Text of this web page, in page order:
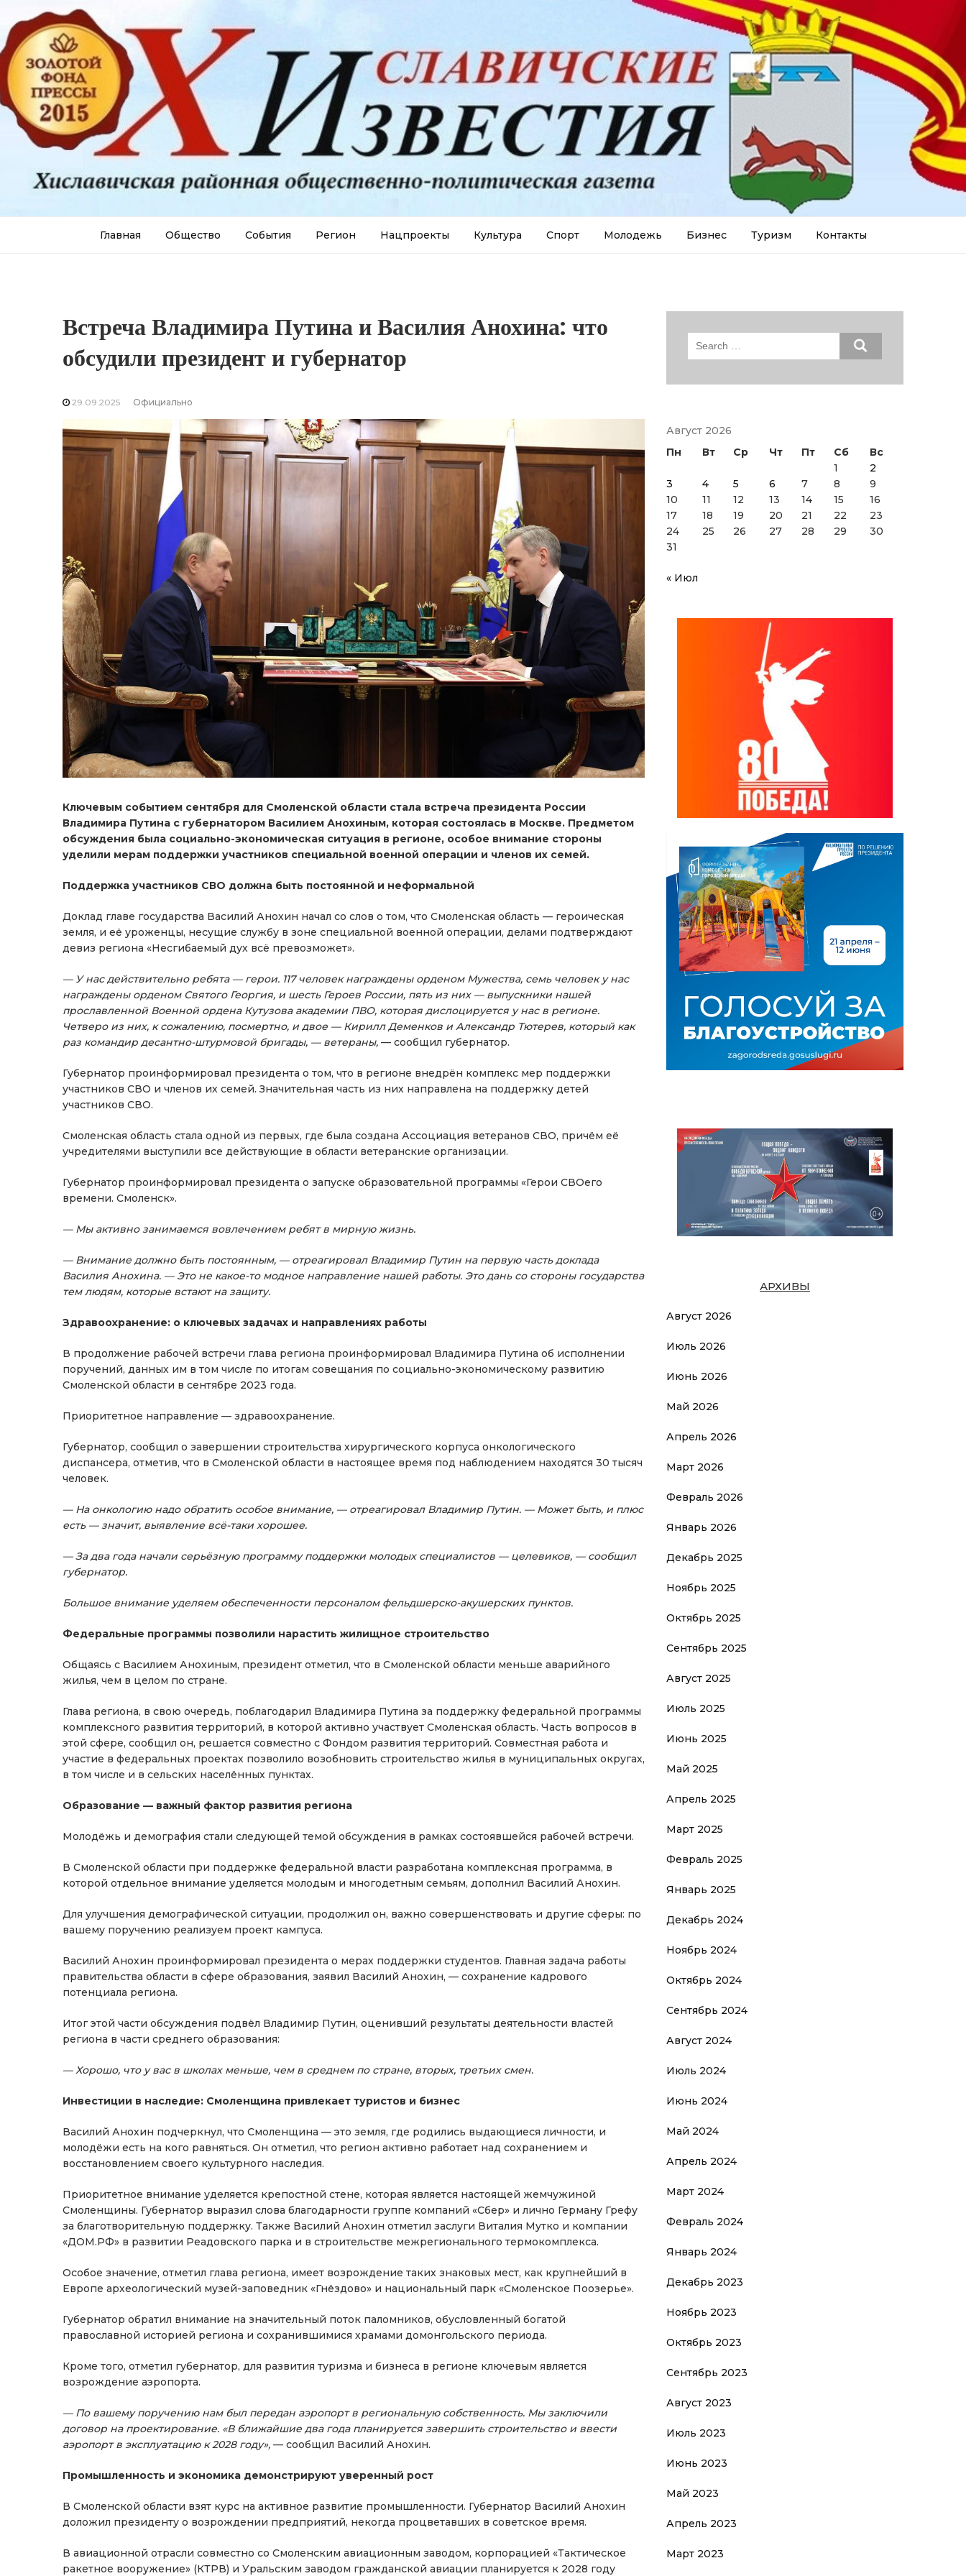
Главная Общество События Регион Нацпроекты Культура Спорт Молодежь Бизнес Туризм Контакты
Встреча Владимира Путина и Василия Анохина: что
обсудили президент и губернатор
29.09.2025 Официально
Ключевым событием сентября для Смоленской области стала встреча президента России
Владимира Путина с губернатором Василием Анохиным, которая состоялась в Москве. Предметом
обсуждения была социально-экономическая ситуация в регионе, особое внимание стороны
уделили мерам поддержки участников специальной военной операции и членов их семей.
Поддержка участников СВО должна быть постоянной и неформальной
Доклад главе государства Василий Анохин начал со слов о том, что Смоленская область — героическая
земля, и её уроженцы, несущие службу в зоне специальной военной операции, делами подтверждают
девиз региона «Несгибаемый дух всё превозможет».
— У нас действительно ребята — герои. 117 человек награждены орденом Мужества, семь человек у нас
награждены орденом Святого Георгия, и шесть Героев России, пять из них — выпускники нашей
прославленной Военной ордена Кутузова академии ПВО, которая дислоцируется у нас в регионе.
Четверо из них, к сожалению, посмертно, и двое — Кирилл Деменков и Александр Тютерев, который как
раз командир десантно-штурмовой бригады, — ветераны, — сообщил губернатор.
Губернатор проинформировал президента о том, что в регионе внедрён комплекс мер поддержки
участников СВО и членов их семей. Значительная часть из них направлена на поддержку детей
участников СВО.
Смоленская область стала одной из первых, где была создана Ассоциация ветеранов СВО, причём её
учредителями выступили все действующие в области ветеранские организации.
Губернатор проинформировал президента о запуске образовательной программы «Герои СВОего
времени. Смоленск».
— Мы активно занимаемся вовлечением ребят в мирную жизнь.
— Внимание должно быть постоянным, — отреагировал Владимир Путин на первую часть доклада
Василия Анохина. — Это не какое-то модное направление нашей работы. Это дань со стороны государства
тем людям, которые встают на защиту.
Здравоохранение: о ключевых задачах и направлениях работы
В продолжение рабочей встречи глава региона проинформировал Владимира Путина об исполнении
поручений, данных им в том числе по итогам совещания по социально-экономическому развитию
Смоленской области в сентябре 2023 года.
Приоритетное направление — здравоохранение.
Губернатор, сообщил о завершении строительства хирургического корпуса онкологического
диспансера, отметив, что в Смоленской области в настоящее время под наблюдением находятся 30 тысяч
человек.
— На онкологию надо обратить особое внимание, — отреагировал Владимир Путин. — Может быть, и плюс
есть — значит, выявление всё-таки хорошее.
— За два года начали серьёзную программу поддержки молодых специалистов — целевиков, — сообщил
губернатор.
Большое внимание уделяем обеспеченности персоналом фельдшерско-акушерских пунктов.
Федеральные программы позволили нарастить жилищное строительство
Общаясь с Василием Анохиным, президент отметил, что в Смоленской области меньше аварийного
жилья, чем в целом по стране.
Глава региона, в свою очередь, поблагодарил Владимира Путина за поддержку федеральной программы
комплексного развития территорий, в которой активно участвует Смоленская область. Часть вопросов в
этой сфере, сообщил он, решается совместно с Фондом развития территорий. Совместная работа и
участие в федеральных проектах позволило возобновить строительство жилья в муниципальных округах,
в том числе и в сельских населённых пунктах.
Образование — важный фактор развития региона
Молодёжь и демография стали следующей темой обсуждения в рамках состоявшейся рабочей встречи.
В Смоленской области при поддержке федеральной власти разработана комплексная программа, в
которой отдельное внимание уделяется молодым и многодетным семьям, дополнил Василий Анохин.
Для улучшения демографической ситуации, продолжил он, важно совершенствовать и другие сферы: по
вашему поручению реализуем проект кампуса.
Василий Анохин проинформировал президента о мерах поддержки студентов. Главная задача работы
правительства области в сфере образования, заявил Василий Анохин, — сохранение кадрового
потенциала региона.
Итог этой части обсуждения подвёл Владимир Путин, оценивший результаты деятельности властей
региона в части среднего образования:
— Хорошо, что у вас в школах меньше, чем в среднем по стране, вторых, третьих смен.
Инвестиции в наследие: Смоленщина привлекает туристов и бизнес
Василий Анохин подчеркнул, что Смоленщина — это земля, где родились выдающиеся личности, и
молодёжи есть на кого равняться. Он отметил, что регион активно работает над сохранением и
восстановлением своего культурного наследия.
Приоритетное внимание уделяется крепостной стене, которая является настоящей жемчужиной
Смоленщины. Губернатор выразил слова благодарности группе компаний «Сбер» и лично Герману Грефу
за благотворительную поддержку. Также Василий Анохин отметил заслуги Виталия Мутко и компании
«ДОМ.РФ» в развитии Реадовского парка и в строительстве межрегионального термокомплекса.
Особое значение, отметил глава региона, имеет возрождение таких знаковых мест, как крупнейший в
Европе археологический музей-заповедник «Гнёздово» и национальный парк «Смоленское Поозерье».
Губернатор обратил внимание на значительный поток паломников, обусловленный богатой
православной историей региона и сохранившимися храмами домонгольского периода.
Кроме того, отметил губернатор, для развития туризма и бизнеса в регионе ключевым является
возрождение аэропорта.
— По вашему поручению нам был передан аэропорт в региональную собственность. Мы заключили
договор на проектирование. «В ближайшие два года планируется завершить строительство и ввести
аэропорт в эксплуатацию к 2028 году», — сообщил Василий Анохин.
Промышленность и экономика демонстрируют уверенный рост
В Смоленской области взят курс на активное развитие промышленности. Губернатор Василий Анохин
доложил президенту о возрождении предприятий, некогда процветавших в советское время.
В авиационной отрасли совместно со Смоленским авиационным заводом, корпорацией «Тактическое
ракетное вооружение» (КТРВ) и Уральским заводом гражданской авиации планируется к 2028 году
Search
Август 2026
Пн
Вт Ср Чт Пт Сб
Вс
1
2
3
4 5 6 7 8
9
10
11 12 13 14 15
16
17
18 19 20 21 22
23
24
25 26 27 28 29
30
31
« Июл
АРХИВЫ
Август 2026
Июль 2026
Июнь 2026
Май 2026
Апрель 2026
Март 2026
Февраль 2026
Январь 2026
Декабрь 2025
Ноябрь 2025
Октябрь 2025
Сентябрь 2025
Август 2025
Июль 2025
Июнь 2025
Май 2025
Апрель 2025
Март 2025
Февраль 2025
Январь 2025
Декабрь 2024
Ноябрь 2024
Октябрь 2024
Сентябрь 2024
Август 2024
Июль 2024
Июнь 2024
Май 2024
Апрель 2024
Март 2024
Февраль 2024
Январь 2024
Декабрь 2023
Ноябрь 2023
Октябрь 2023
Сентябрь 2023
Август 2023
Июль 2023
Июнь 2023
Май 2023
Апрель 2023
Март 2023